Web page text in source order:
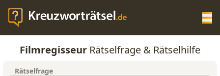
KREUZWORTRÄTSEL-HILFE
Filmregisseur Rätselfrage & Rätselhilfe
Rätselfrage